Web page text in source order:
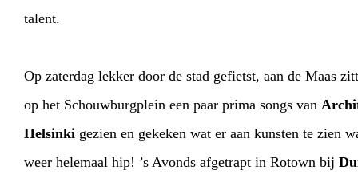
talent.
Op zaterdag lekker door de stad gefietst, aan de Maas
op het Schouwburgplein een paar prima songs van
Helsinki gezien en gekeken wat er aan kunsten te zien
weer helemaal hip! ’s Avonds afgetrapt in Rotown bij